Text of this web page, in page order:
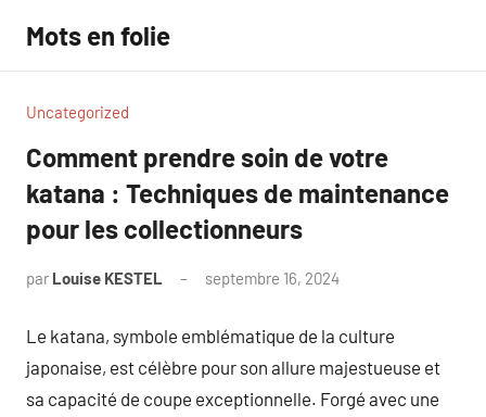
contenu
Mots en folie
Uncategorized
Comment prendre soin de votre
katana : Techniques de maintenance
pour les collectionneurs
par Louise KESTEL septembre 16, 2024
Le katana, symbole emblématique de la culture
japonaise, est célèbre pour son allure majestueuse et
sa capacité de coupe exceptionnelle. Forgé avec une